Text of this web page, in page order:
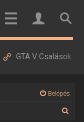
GTA V Csalások
Belépés